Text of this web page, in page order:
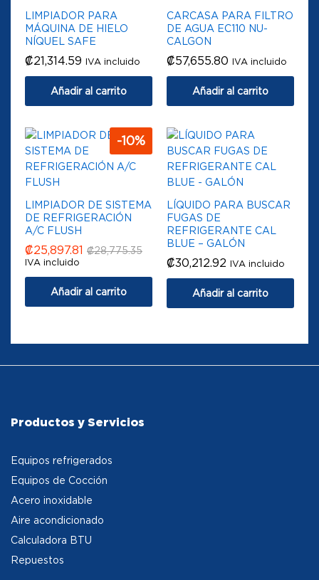
LIMPIADOR PARA
MÁQUINA DE HIELO
NÍQUEL SAFE
₡21,314.59 IVA incluido
Añadir al carrito
CARCASA PARA FILTRO
DE AGUA EC110 NU-
CALGON
₡57,655.80 IVA incluido
Añadir al carrito
-10%
LIMPIADOR DE SISTEMA
DE REFRIGERACIÓN
A/C FLUSH
₡25,897.81 ₡28,775.35
IVA incluido
Añadir al carrito
LÍQUIDO PARA BUSCAR
FUGAS DE
REFRIGERANTE CAL
BLUE – GALÓN
₡30,212.92 IVA incluido
Añadir al carrito
Productos y Servicios
Equipos refrigerados
Equipos de Cocción
Acero inoxidable
Aire acondicionado
Calculadora BTU
Repuestos